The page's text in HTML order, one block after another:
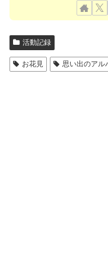
活動記録
お花見 思い出のアル